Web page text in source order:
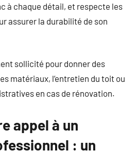
à chaque détail, et respecte les
assurer la durabilité de son
sollicité pour donner des
matériaux, l’entretien du toit ou
en cas de rénovation.
appel à un
: un